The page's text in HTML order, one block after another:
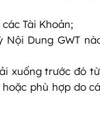
Tài Khoản;
Dung GWT
xuống trước đó
phù hợp do